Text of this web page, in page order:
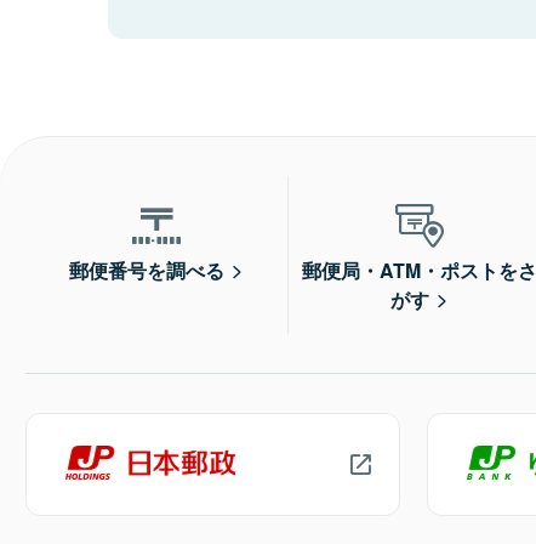
郵便番号を調べる
郵便局・ATM・ポストをさ
がす